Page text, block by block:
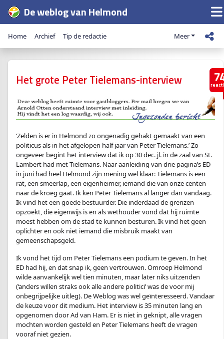
De weblog van Helmond
Home Archief Tip de redactie Meer
Het grote Peter Tielemans-interview
‘Zelden is er in Helmond zo ongenadig gehakt gemaakt van een
politicus als in het afgelopen half jaar van Peter Tielemans.’ Zo
ongeveer begint het interview dat ik op 30 dec. jl. in de zaal van St.
Lambert had met Tielemans. Naar aanleiding van drie pagina’s ED
in juni had heel Helmond zijn mening wel klaar: Tielemans is een
rat, een smeerlap, een eigenheimer, iemand die van onze centen
naar de kroeg gaat. Ik ken Peter Tielemans al langer dan vandaag.
Ik vind het een goede bestuurder. Die inderdaad de grenzen
opzoekt, die eigenwijs is en als wethouder vond dat hij ruimte
moest hebben om de stad te kunnen besturen. Ik vind het geen
oplichter en ook niet iemand die misbruik maakt van
gemeenschapsgeld.
Ik vond het tijd om Peter Tielemans een podium te geven. In het
ED had hij, en dat snap ik, geen vertrouwen. Omroep Helmond
wilde aanvankelijk wel tien minuten, maar later niks uitzenden
(‘anders willen straks ook alle andere politici’ was de voor mij
onbegrijpelijke uitleg). De Weblog was wel geïnteresseerd. Vandaar
de keuze voor dit medium. Het interview is 35 minuten lang en
opgenomen door Ad van Ham. Er is niet in geknipt, alle vragen
mochten worden gesteld en Peter Tielemans heeft de vragen
vooraf niet gezien.